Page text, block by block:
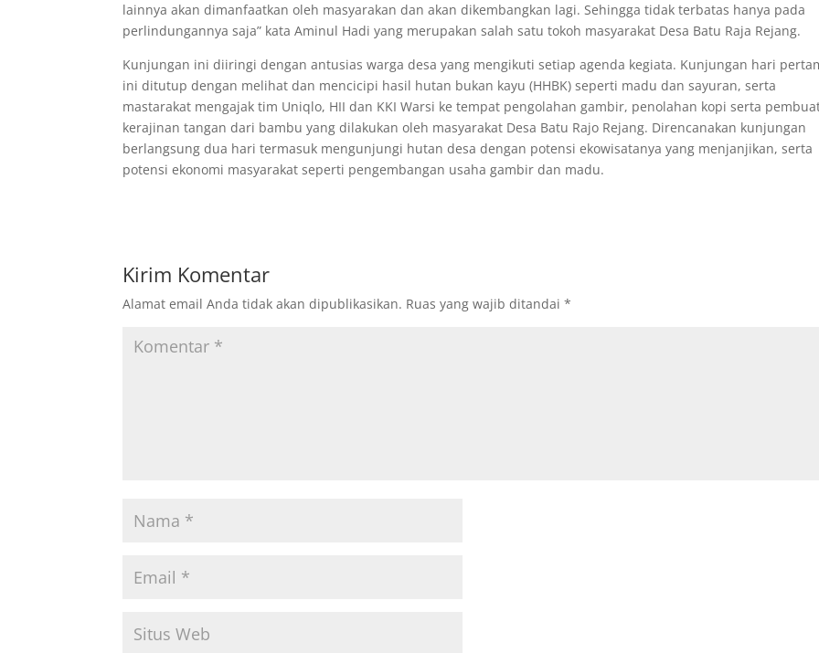
lainnya akan dimanfaatkan oleh masyarakan dan akan dikembangkan lagi. Sehingga tidak terbatas hanya pada
perlindungannya saja” kata Aminul Hadi yang merupakan salah satu tokoh masyarakat Desa Batu Raja Rejang.
Kunjungan ini diiringi dengan antusias warga desa yang mengikuti setiap agenda kegiata. Kunjungan hari
ini ditutup dengan melihat dan mencicipi hasil hutan bukan kayu (HHBK) seperti madu dan sayuran, serta
mastarakat mengajak tim Uniqlo, HII dan KKI Warsi ke tempat pengolahan gambir, penolahan kopi serta
kerajinan tangan dari bambu yang dilakukan oleh masyarakat Desa Batu Rajo Rejang. Direncanakan kunjungan
berlangsung dua hari termasuk mengunjungi hutan desa dengan potensi ekowisatanya yang menjanjikan, serta
potensi ekonomi masyarakat seperti pengembangan usaha gambir dan madu.
Kirim Komentar
Alamat email Anda tidak akan dipublikasikan. Ruas yang wajib ditandai*